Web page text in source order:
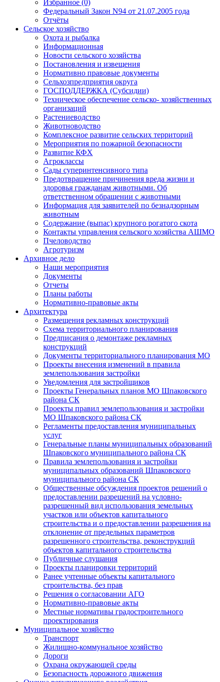
Избранное (0)
Федеральный Закон N94 от 21.07.2005 года
Отчёты
Сельское хозяйство
Охота и рыбалка
Информационная
Новости сельского хозяйства
Постановления и извещения
Нормативно правовые документы
Сельхозпредприятия округа
ГОСПОДДЕРЖКА (Субсидии)
Техническое обеспечение сельско- хозяйственных
организаций
Растениеводство
Животноводство
Комплексное развитие сельских территорий
Мероприятия по пожарной безопасности
Развитие КФХ
Агроклассы
Сады суперинтенсивного типа
Предотвращение причинения вреда жизни и
здоровья гражданам животными. Об
ответственном обращении с животными
Информация для заявителей по безнадзорным
животным
Содержание (выпас) крупного рогатого скота
Контакты управления сельского хозяйства АШМО
Пчеловодство
Агротуризм
Архивное дело
Наши мероприятия
Документы
Отчеты
Планы работы
Нормативно-правовые акты
Архитектура
Размещения рекламных конструкций
Схема территориального планирования
Предписания о демонтаже рекламных
конструкций
Документы территориального планирования МО
Проекты внесения изменений в правила
землепользования застройки
Уведомления для застройщиков
Проекты Генеральных планов МО Шпаковского
района СК
Проекты правил землепользования и застройки
МО Шпаковского района СК
Регламенты предоставления муниципальных
услуг
Генеральные планы муниципальных образований
Шпаковского муниципального района СК
Правила землепользования и застройки
муниципальных образований Шпаковского
муниципального района СК
Общественные обсуждения проектов решений о
предоставлении разрешений на условно-
разрешенный вид использования земельных
участков или объектов капитального
строительства и о предоставлении разрешения на
отклонение от предельных параметров
разрешенного строительства, реконструкций
объектов капитального строительства
Публичные слушания
Проекты планировки территорий
Ранее учтенные объекты капитального
строительства, без прав
Решения о согласовании АГО
Нормативно-правовые акты
Местные нормативы градостроительного
проектирования
Муниципальное хозяйство
Транспорт
Жилищно-коммунальное хозяйство
Дороги
Охрана окружающей среды
Безопасность дорожного движения